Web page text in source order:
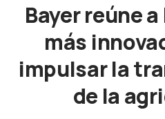
Bayer reúne
más
impulsar la
de la